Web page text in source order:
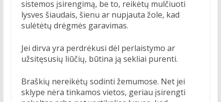
sistemos įsirengimą, be to, reikėtų mulčiuoti
lysves šiaudais, šienu ar nupjauta žole, kad
sulėtėtų drėgmės garavimas.
Jei dirva yra perdrėkusi dėl perlaistymo ar
užsitęsusių liūčių, būtina ją sekliai purenti.
Braškių nereikėtų sodinti žemumose. Net jei
sklype nėra tinkamos vietos, geriau įsirengti